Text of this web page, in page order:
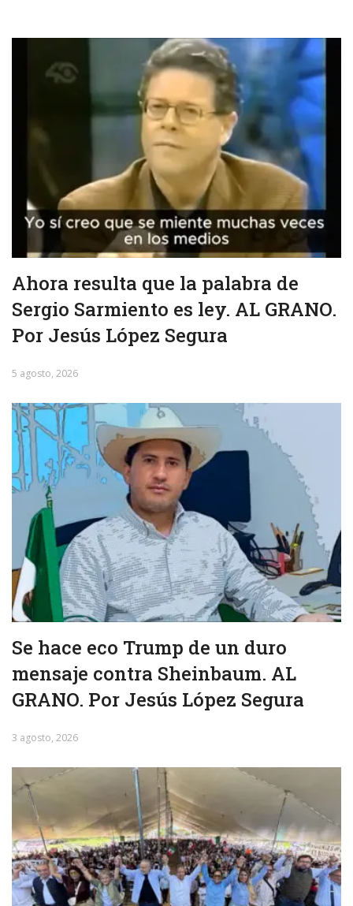
Ahora resulta que la palabra de
Sergio Sarmiento es ley. AL GRANO.
Por Jesús López Segura
5 agosto, 2026
Se hace eco Trump de un duro
mensaje contra Sheinbaum. AL
GRANO. Por Jesús López Segura
3 agosto, 2026